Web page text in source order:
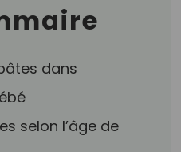
dans
selon l’âge de